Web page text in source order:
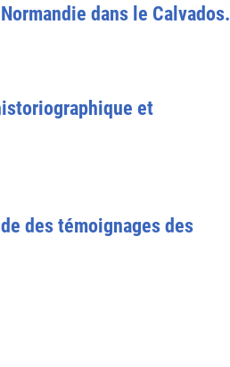
dans le Calvados.
et
des témoignages des